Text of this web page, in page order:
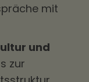
mit
und
zur